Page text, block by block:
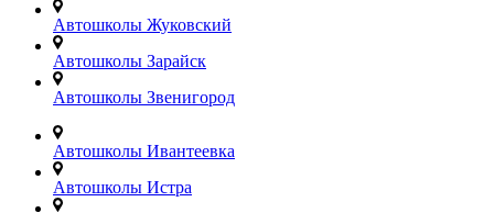
Автошколы Жуковский
Автошколы Зарайск
Автошколы Звенигород
Автошколы Ивантеевка
Автошколы Истра